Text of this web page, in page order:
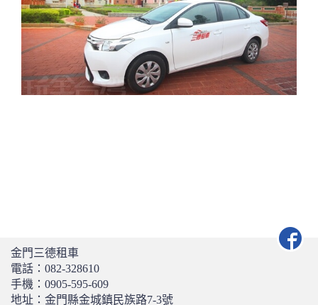
金門三德租車
電話： 082-328610
手機： 0905-595-609
地址：金門縣金城鎮民族路7-3號